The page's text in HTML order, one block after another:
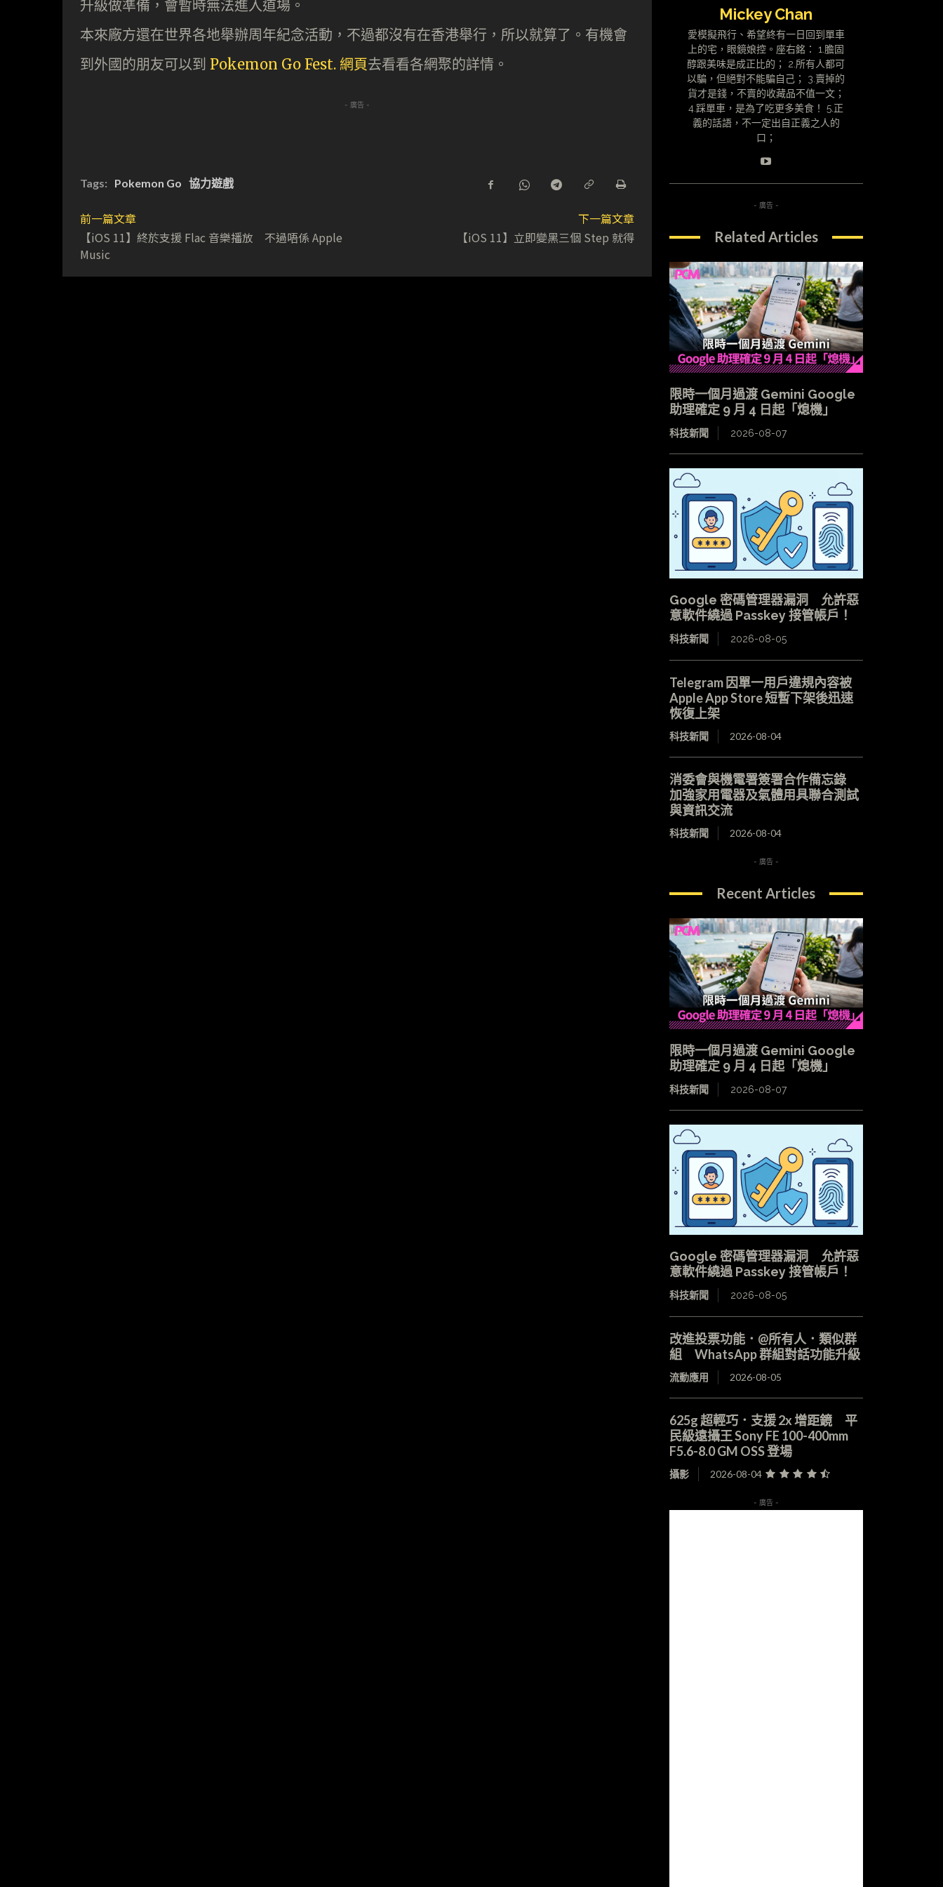
升級做準備，會暫時無法進入道場。
本來廠方還在世界各地舉辦周年紀念活動，不過都沒有在香港舉行，所以就算了。有機會
到外國的朋友可以到 Pokemon Go Fest. 網頁去看看各網聚的詳情。
- 廣告 -
Tags: Pokemon Go 協力遊戲
前一篇文章
【iOS 11】終於支援 Flac 音樂播放 不過唔係 Apple
Music
下一篇文章
【iOS 11】立即變黑三個 Step 就得
Mickey Chan
愛模擬飛行、希望終有一日回到單車
上的宅，眼鏡娘控。座右銘： 1.膽固
醇跟美味是成正比的； 2.所有人都可
以騙，但絕對不能騙自己； 3.賣掉的
貨才是錢，不賣的收藏品不值一文；
4.踩單車，是為了吃更多美食！ 5.正
義的話語，不一定出自正義之人的
口；
- 廣告 -
Related Articles
限時一個月過渡 Gemini Google
助理確定 9 月 4 日起「熄機」
科技新聞 2026-08-07
Google 密碼管理器漏洞 允許惡
意軟件繞過 Passkey 接管帳戶！
科技新聞 2026-08-05
Telegram 因單一用戶違規內容被
Apple App Store 短暫下架後迅速
恢復上架
科技新聞 2026-08-04
消委會與機電署簽署合作備忘錄
加強家用電器及氣體用具聯合測試
與資訊交流
科技新聞 2026-08-04
- 廣告 -
Recent Articles
限時一個月過渡 Gemini Google
助理確定 9 月 4 日起「熄機」
科技新聞 2026-08-07
Google 密碼管理器漏洞 允許惡
意軟件繞過 Passkey 接管帳戶！
科技新聞 2026-08-05
改進投票功能．@所有人．類似群
組 WhatsApp 群組對話功能升級
流動應用 2026-08-05
625g 超輕巧．支援 2x 增距鏡 平
民級遠攝王 Sony FE 100-400mm
F5.6-8.0 GM OSS 登場
攝影 2026-08-04
- 廣告 -